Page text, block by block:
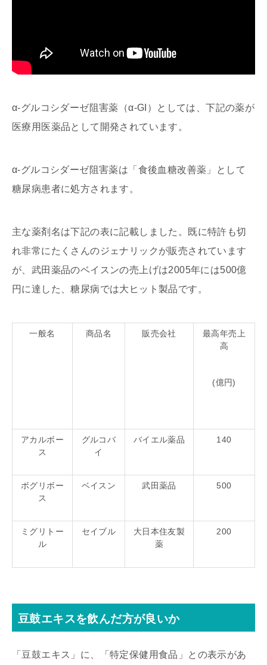
α-グルコシダーゼ阻害薬（α-GI）としては、下記の薬が
医療用医薬品として開発されています。
α-グルコシダーゼ阻害薬は「食後血糖改善薬」として
糖尿病患者に処方されます。
主な薬剤名は下記の表に記載しました。既に特許も切
れ非常にたくさんのジェナリックが販売されています
が、武田薬品のベイスンの売上げは2005年には500億
円に達した、糖尿病では大ヒット製品です。
一般名 商品名 販売会社
最高年売上
高
(億円)
アカルボー
ス
グルコバ
イ
バイエル薬品 140
ボグリボー
ス
ベイスン 武田薬品 500
ミグリトー
ル
セイブル
大日本住友製
薬
200
豆鼓エキスを飲んだ方が良いか
「豆鼓エキス」に、「特定保健用食品」との表示があ